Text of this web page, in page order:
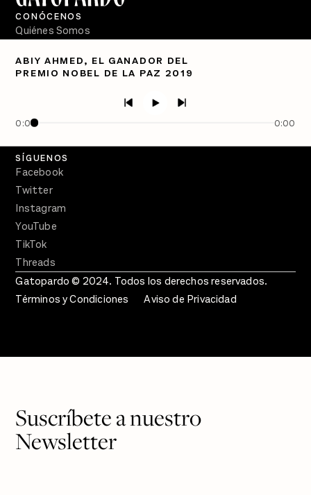
ABIY AHMED, EL GANADOR DEL
PREMIO NOBEL DE LA PAZ 2019
0:00 0:00
CONÓCENOS
Quiénes Somos
PÓDCASTS
Crecer en Distopía
SÍGUENOS
Facebook
Twitter
Instagram
YouTube
TikTok
Threads
Gatopardo © 2024. Todos los derechos reservados.
Términos y Condiciones
Aviso de Privacidad
Suscríbete a nuestro
Newsletter